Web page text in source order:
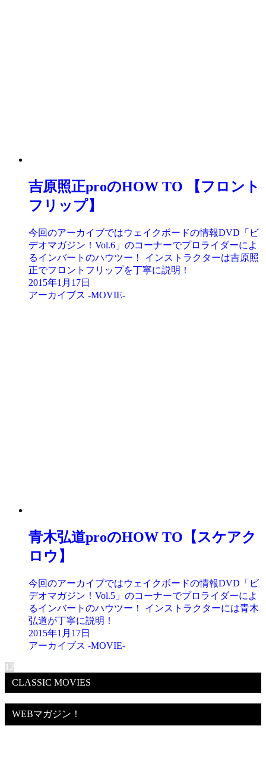
吉原照正proのHOW TO 【フロント
フリップ】
今回のアーカイブではウェイクボードの情報DVD「ビ
デオマガジン！Vol.6」のコーナーでプロライダーによ
るインバートのハウツー！ インストラクターは吉原照
正でフロントフリップを丁寧に説明！
2015年1月17日
アーカイブス -MOVIE-
青木弘道proのHOW TO【スケアク
ロウ】
今回のアーカイブではウェイクボードの情報DVD「ビ
デオマガジン！Vol.5」のコーナーでプロライダーによ
るインバートのハウツー！ インストラクターには青木
弘道が丁寧に説明！
2015年1月17日
アーカイブス -MOVIE-
1 2
CLASSIC MOVIES
WEBマガジン！